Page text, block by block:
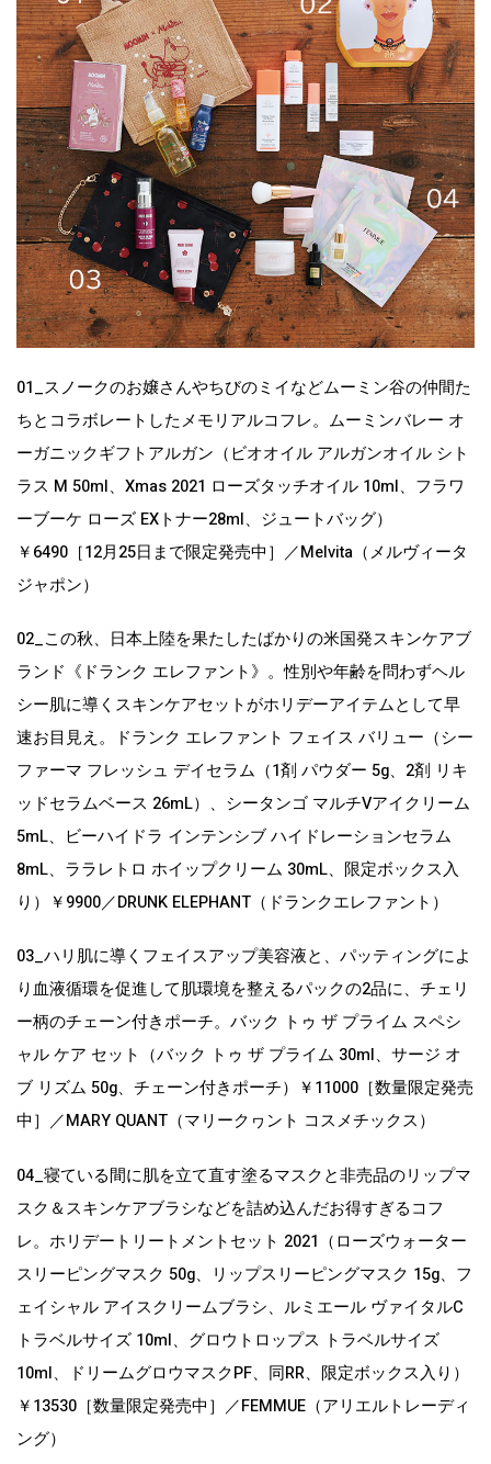
01_スノークのお嬢さんやちびのミイなどムーミン谷の仲間た
ちとコラボレートしたメモリアルコフレ。ムーミンバレー オ
ーガニックギフトアルガン（ビオオイル アルガンオイル シト
ラス M 50ml、Xmas 2021 ローズタッチオイル 10ml、フラワ
ーブーケ ローズ EXトナー28ml、ジュートバッグ）
￥6490［12月25日まで限定発売中］／Melvita（メルヴィータ
ジャポン）
02_この秋、日本上陸を果たしたばかりの米国発スキンケアブ
ランド《ドランク エレファント》。性別や年齢を問わずヘル
シー肌に導くスキンケアセットがホリデーアイテムとして早
速お目見え。ドランク エレファント フェイス バリュー（シー
ファーマ フレッシュ デイセラム（1剤 パウダー 5g、2剤 リキ
ッドセラムベース 26mL）、シータンゴ マルチVアイクリーム
5mL、ビーハイドラ インテンシブ ハイドレーションセラム
8mL、ララレトロ ホイップクリーム 30mL、限定ボックス入
り）￥9900／DRUNK ELEPHANT（ドランクエレファント）
03_ハリ肌に導くフェイスアップ美容液と、パッティングによ
り血液循環を促進して肌環境を整えるパックの2品に、チェリ
ー柄のチェーン付きポーチ。バック トゥ ザ プライム スペシ
ャル ケア セット（バック トゥ ザ プライム 30ml、サージ オ
ブ リズム 50g、チェーン付きポーチ）￥11000［数量限定発売
中］／MARY QUANT（マリークヮント コスメチックス）
04_寝ている間に肌を立て直す塗るマスクと非売品のリップマ
スク＆スキンケアブラシなどを詰め込んだお得すぎるコフ
レ。ホリデートリートメントセット 2021（ローズウォーター
スリーピングマスク 50g、リップスリーピングマスク 15g、フ
ェイシャル アイスクリームブラシ、ルミエール ヴァイタルC
トラベルサイズ 10ml、グロウトロップス トラベルサイズ
10ml、ドリームグロウマスクPF、同RR、限定ボックス入り）
￥13530［数量限定発売中］／FEMMUE（アリエルトレーディ
ング）